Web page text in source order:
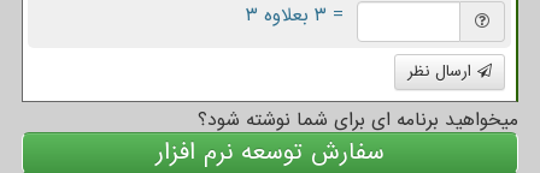
= ۳ بعلاوه ۳
ارسال نظر
میخواهید برنامه ای برای شما نوشته شود؟
سفارش توسعه نرم افزار